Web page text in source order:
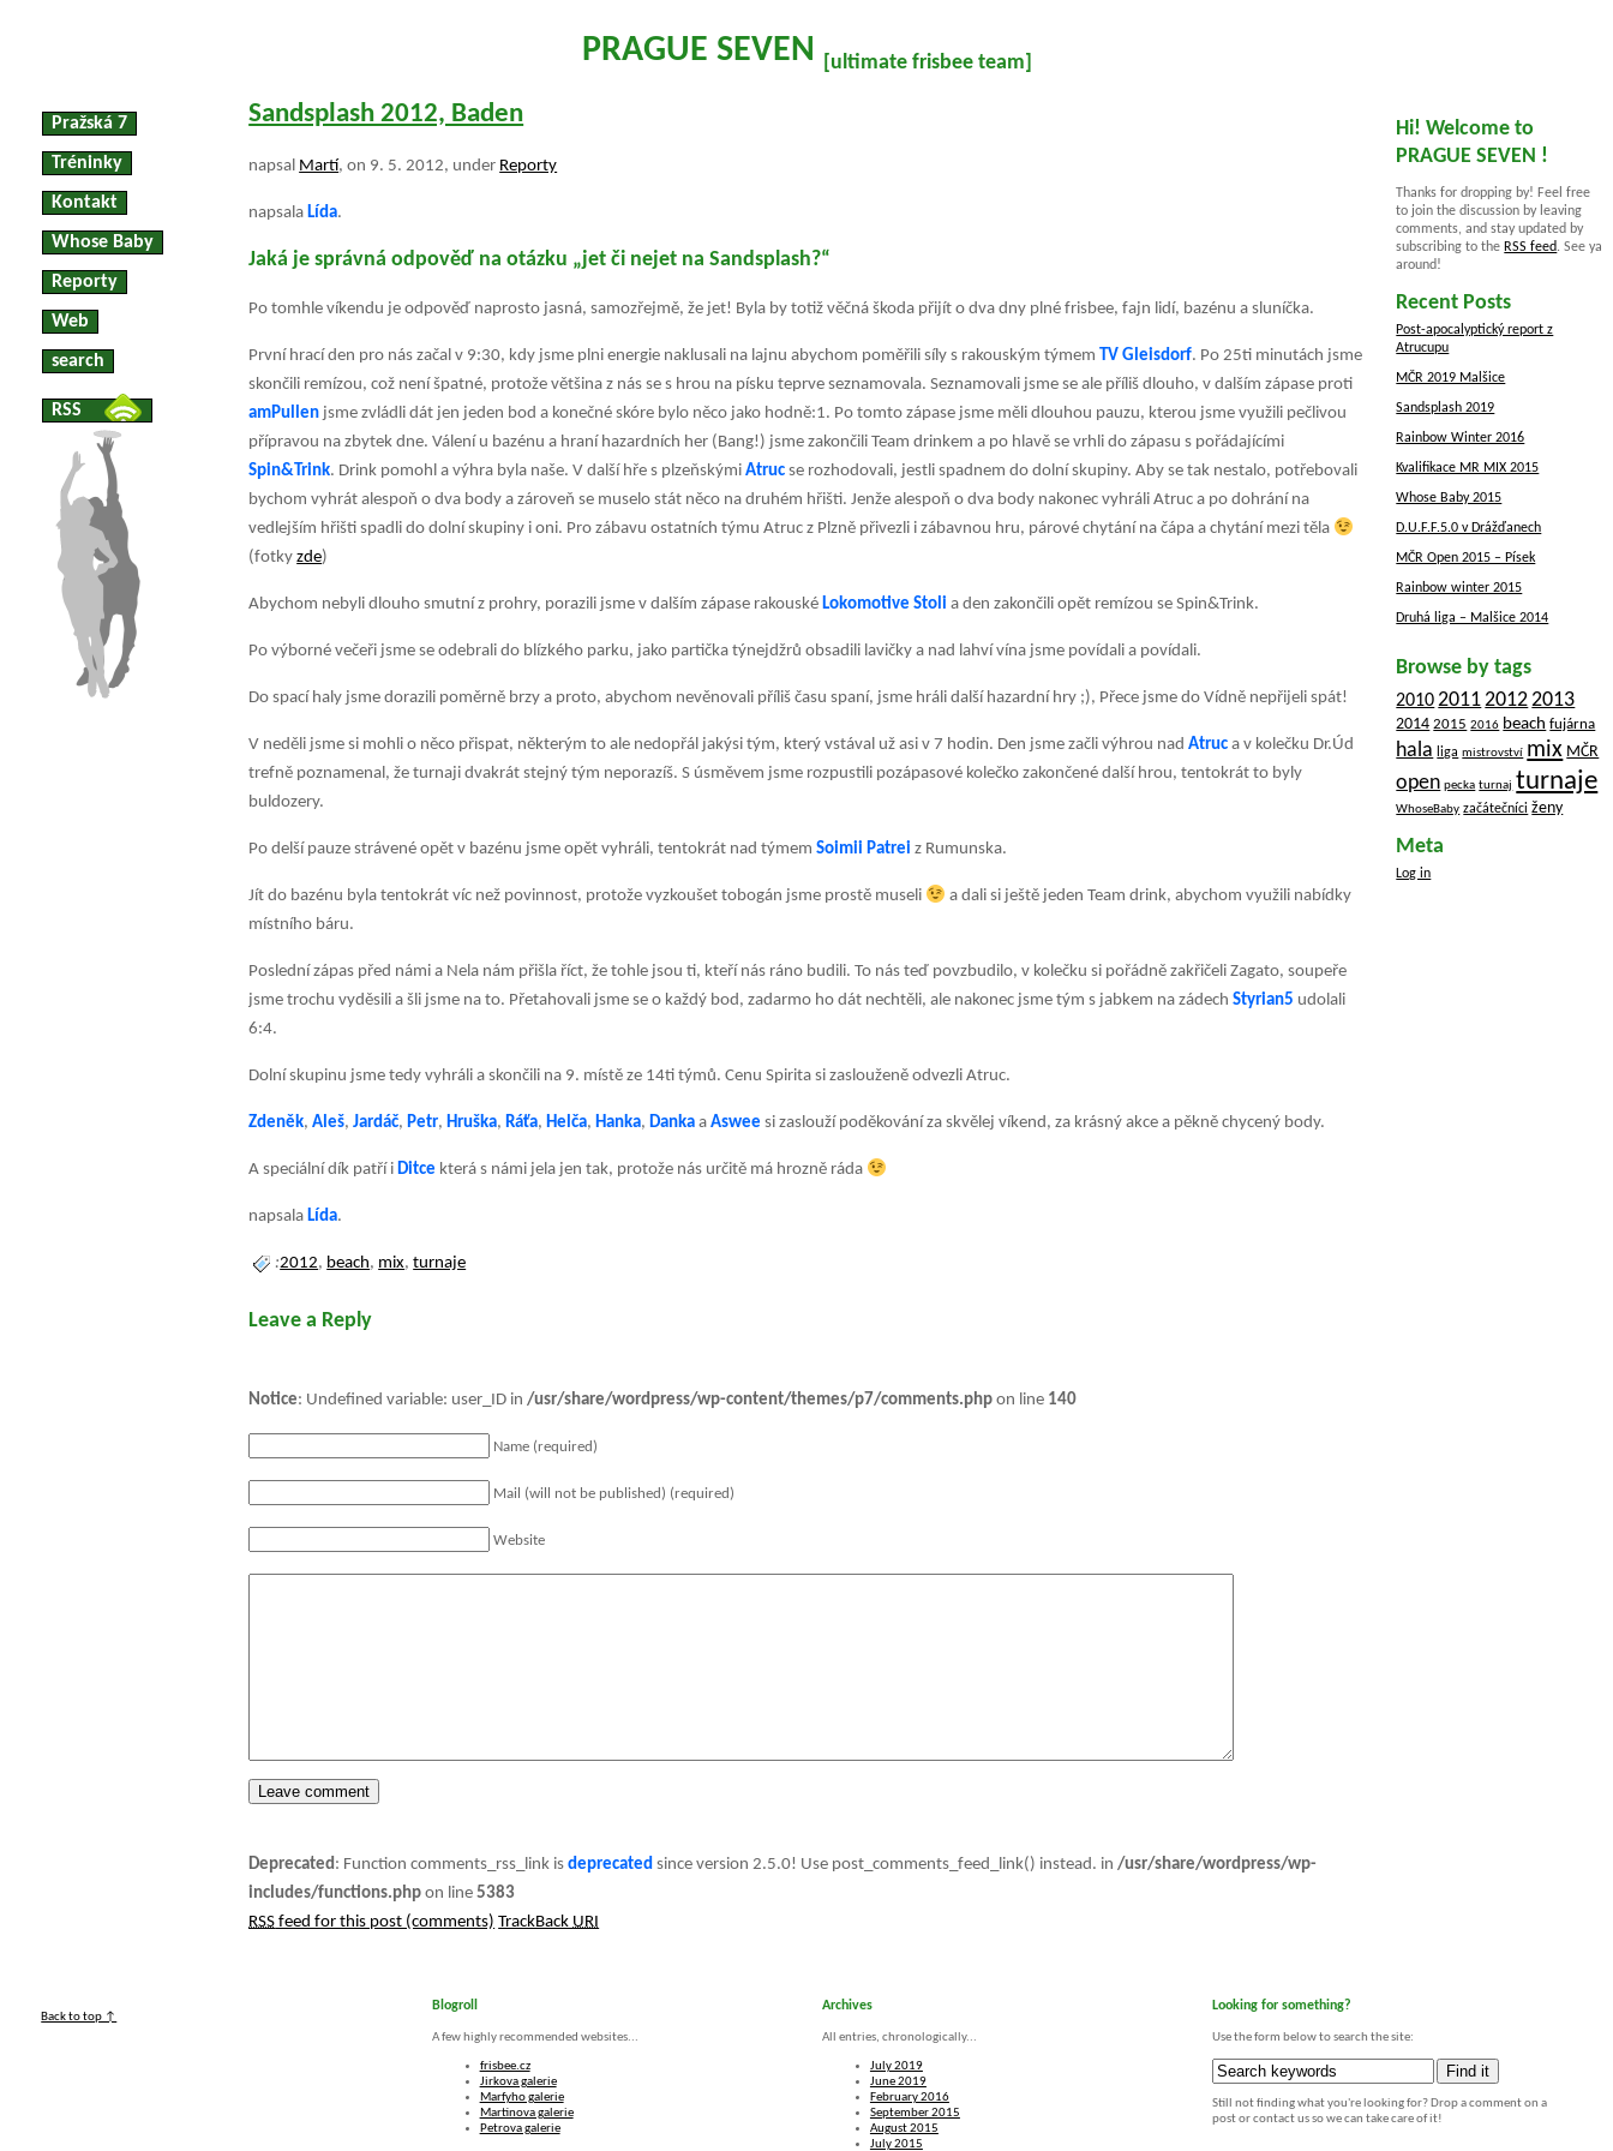
PRAGUE SEVEN [ultimate frisbee team]
Pražská 7
Tréninky
Kontakt
Whose Baby
Reporty
Web
search
RSS
Sandsplash 2012, Baden
napsal Martí, on 9. 5. 2012, under Reporty
napsala Lída.
Jaká je správná odpověď na otázku „jet či nejet na Sandsplash?“
Po tomhle víkendu je odpověď naprosto jasná, samozřejmě, že jet! Byla by totiž věčná škoda přijít o dva dny plné frisbee, fajn lidí, bazénu a sluníčka.
První hrací den pro nás začal v 9:30, kdy jsme plni energie naklusali na lajnu abychom poměřili síly s rakouským týmem TV Gleisdorf. Po 25ti minutách jsme
skončili remízou, což není špatné, protože většina z nás se s hrou na písku teprve seznamovala. Seznamovali jsme se ale příliš dlouho, v dalším zápase proti
amPullen jsme zvládli dát jen jeden bod a konečné skóre bylo něco jako hodně:1. Po tomto zápase jsme měli dlouhou pauzu, kterou jsme využili pečlivou
přípravou na zbytek dne. Válení u bazénu a hraní hazardních her (Bang!) jsme zakončili Team drinkem a po hlavě se vrhli do zápasu s pořádajícími
Spin&Trink. Drink pomohl a výhra byla naše. V další hře s plzeňskýmiAtruc se rozhodovali, jestli spadnem do dolní skupiny. Aby se tak nestalo, potřebovali
bychom vyhrát alespoň o dva body a zároveň se muselo stát něco na druhém hřišti. Jenže alespoň o dva body nakonec vyhráli Atruc a po dohrání na
vedlejším hřišti spadli do dolní skupiny i oni. Pro zábavu ostatních týmu Atruc z Plzně přivezli i zábavnou hru, párové chytání na čápa a chytání mezi těla
(fotkyzde)
Abychom nebyli dlouho smutní z prohry, porazili jsme v dalším zápase rakouskéLokomotive Stoli a den zakončili opět remízou se Spin&Trink.
Po výborné večeři jsme se odebrali do blízkého parku, jako partička týnejdžrů obsadili lavičky a nad lahví vína jsme povídali a povídali.
Do spací haly jsme dorazili poměrně brzy a proto, abychom nevěnovali příliš času spaní, jsme hráli další hazardní hry ;), Přece jsme do Vídně nepřijeli spát!
V neděli jsme si mohli o něco přispat, některým to ale nedopřál jakýsi tým, který vstával už asi v 7 hodin. Den jsme začli výhrou nadAtruc a v kolečku Dr.Úd
trefně poznamenal, že turnaji dvakrát stejný tým neporazíš. S úsměvem jsme rozpustili pozápasové kolečko zakončené další hrou, tentokrát to byly
buldozery.
Po delší pauze strávené opět v bazénu jsme opět vyhráli, tentokrát nad týmemSoimii Patrei z Rumunska.
Jít do bazénu byla tentokrát víc než povinnost, protože vyzkoušet tobogán jsme prostě museli
a dali si ještě jeden Team drink, abychom využili nabídky
místního báru.
Poslední zápas před námi a Nela nám přišla říct, že tohle jsou ti, kteří nás ráno budili. To nás teď povzbudilo, v kolečku si pořádně zakřičeli Zagato, soupeře
jsme trochu vyděsili a šli jsme na to. Přetahovali jsme se o každý bod, zadarmo ho dát nechtěli, ale nakonec jsme tým s jabkem na zádechStyrian5 udolali
6:4.
Dolní skupinu jsme tedy vyhráli a skončili na 9. místě ze 14ti týmů. Cenu Spirita si zaslouženě odvezli Atruc.
Zdeněk,Aleš,Jardáč,Petr,Hruška,Ráťa,Helča,Hanka,Danka aAswee si zaslouží poděkování za skvělej víkend, za krásný akce a pěkně chycený body.
A speciální dík patří iDitce která s námi jela jen tak, protože nás určitě má hrozně ráda
napsalaLída.
:2012, beach, mix,turnaje
Leave a Reply
Notice: Undefined variable: user_ID in/usr/share/wordpress/wp-content/themes/p7/comments.php on line 140
Name (required)
Mail (will not be published) (required)
Website
Deprecated : Function comments_rss_link isdeprecated since version 2.5.0! Use post_comments_feed_link() instead. in/usr/share/wordpress/wp-
includes/functions.php on line5383
RSS feed for this post (comments) TrackBack URI
Hi! Welcome to
PRAGUE SEVEN !
Thanks for dropping by! Feel free
to join the discussion by leaving
comments, and stay updated by
subscribing to the RSS feed. See ya
around!
Recent Posts
Post-apocalyptický report z
Atrucupu
MČR 2019 Malšice
Sandsplash 2019
Rainbow Winter 2016
Kvalifikace MR MIX 2015
Whose Baby 2015
D.U.F.F.5.0 v Drážďanech
MČR Open 2015 – Písek
Rainbow winter 2015
Druhá liga – Malšice 2014
Browse by tags
2010 201120122013
2014 2015 2016 beach fujárna
hala liga mistrovství mix MČR
open pecka turnaj turnaje
WhoseBaby začátečníci ženy
Meta
Log in
Back to top ↑
Blogroll
A few highly recommended websites...
frisbee.cz
Jirkova galerie
Marfyho galerie
Martinova galerie
Petrova galerie
Archives
All entries, chronologically...
July 2019
June 2019
February 2016
September 2015
August 2015
July 2015
Looking for something?
Use the form below to search the site:
Still not finding what you're looking for? Drop a comment on a
post or contact us so we can take care of it!